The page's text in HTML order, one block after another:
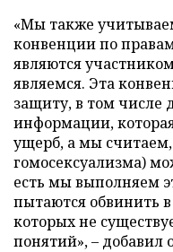
«Мы также
конвенции по
являются
являемся. Эта
защиту, в том числе
информации,
ущерб, а мы
гомосексуализма)
есть мы выполняем
пытаются обвинить
которых не
понятий», – добавил